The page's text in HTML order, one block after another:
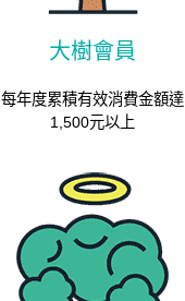
大樹會員
每年度累積有效消費金額達
1,500元以上